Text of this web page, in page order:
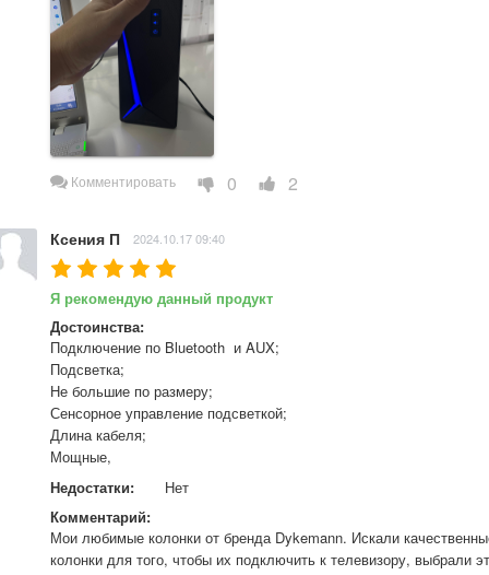
Комментировать 0 2
Ксения П 2024.10.17 09:40
Я рекомендую данный продукт
Достоинства:
Подключение по Bluetooth  и AUX;
Подсветка;
Не большие по размеру;
Сенсорное управление подсветкой;
Длина кабеля;
Мощные,
Недостатки:
Нет
Комментарий:
Мои любимые колонки от бренда Dykemann. Искали
колонки для того, чтобы их подключить к телевизору, выбрали